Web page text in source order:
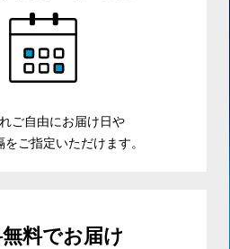
ご自由にお届け日や
をご指定いただけます。
料でお届け